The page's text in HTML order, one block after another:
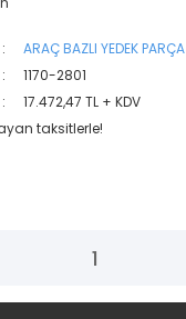
ARAÇ BAZLI YEDEK PARÇA
1170-2801
17.472,47 TL + KDV
taksitlerle!